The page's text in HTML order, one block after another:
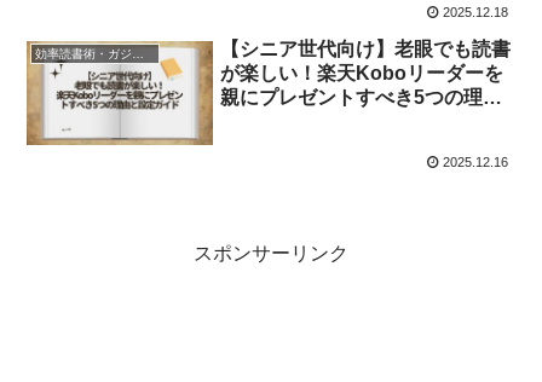
2025.12.18
【シニア世代向け】老眼でも読書
が楽しい！楽天Koboリーダーを
親にプレゼントすべき5つの理由
2025.12.16
スポンサーリンク